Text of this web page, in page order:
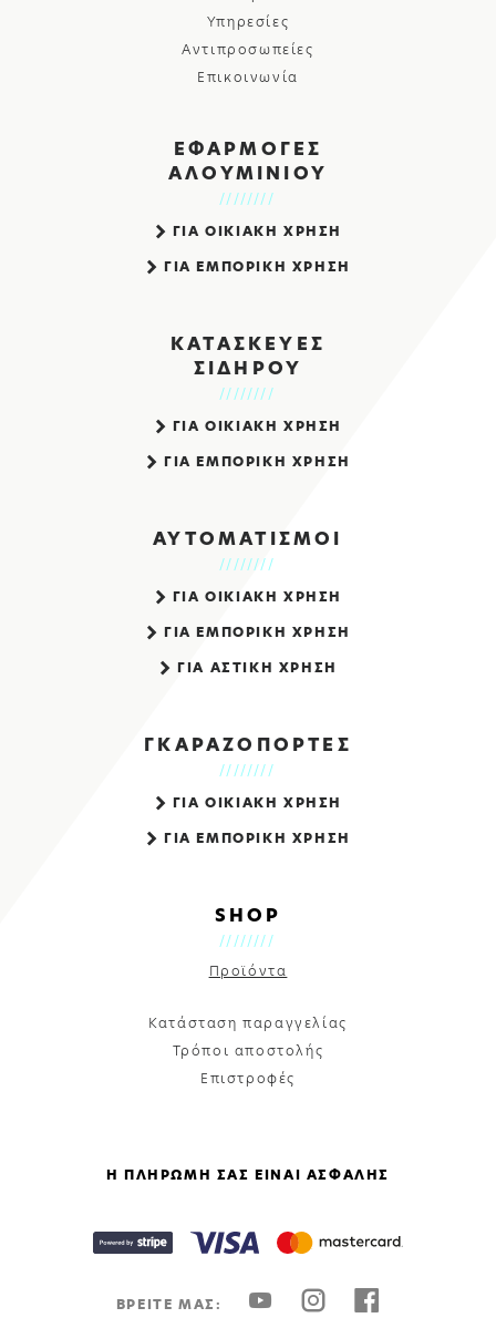
Υπηρεσίες
Αντιπροσωπείες
Επικοινωνία
ΕΦΑΡΜΟΓΕΣ
ΑΛΟΥΜΙΝΙΟΥ
ΓΙΑ ΟΙΚΙΑΚΗ ΧΡΗΣΗ
ΓΙΑ ΕΜΠΟΡΙΚΗ ΧΡΗΣΗ
ΚΑΤΑΣΚΕΥΕΣ
ΣΙΔΗΡΟΥ
ΓΙΑ ΟΙΚΙΑΚΗ ΧΡΗΣΗ
ΓΙΑ ΕΜΠΟΡΙΚΗ ΧΡΗΣΗ
ΑΥΤΟΜΑΤΙΣΜΟΙ
ΓΙΑ ΟΙΚΙΑΚΗ ΧΡΗΣΗ
ΓΙΑ ΕΜΠΟΡΙΚΗ ΧΡΗΣΗ
ΓΙΑ ΑΣΤΙΚΗ ΧΡΗΣΗ
ΓΚΑΡΑΖΟΠΟΡΤΕΣ
ΓΙΑ ΟΙΚΙΑΚΗ ΧΡΗΣΗ
ΓΙΑ ΕΜΠΟΡΙΚΗ ΧΡΗΣΗ
SHOP
Προϊόντα
Κατάσταση παραγγελίας
Τρόποι αποστολής
Επιστροφές
Η ΠΛΗΡΩΜΗ ΣΑΣ ΕΙΝΑΙ ΑΣΦΑΛΗΣ
ΒΡΕΙΤΕ ΜΑΣ: